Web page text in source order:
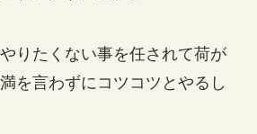
りたくない事を任されて荷が
を言わずにコツコツとやるし